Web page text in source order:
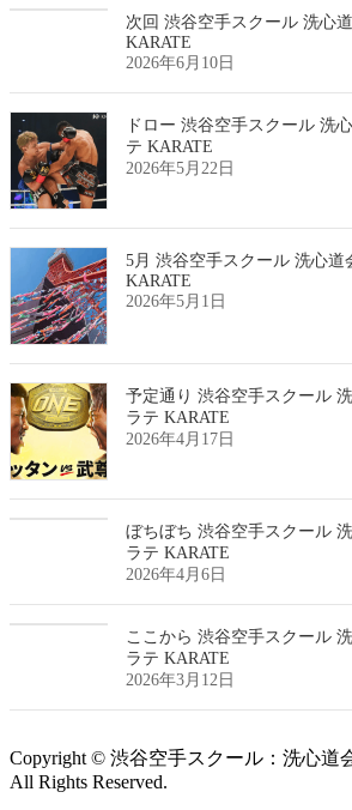
次回 渋谷空手スクール 洗心
KARATE
2026年6月10日
ドロー 渋谷空手スクール 洗
テ KARATE
2026年5月22日
5月 渋谷空手スクール 洗心道
KARATE
2026年5月1日
予定通り 渋谷空手スクール
ラテ KARATE
2026年4月17日
ぼちぼち 渋谷空手スクール
ラテ KARATE
2026年4月6日
ここから 渋谷空手スクール
ラテ KARATE
2026年3月12日
Copyright © 渋谷空手スクール：洗心道
All Rights Reserved.